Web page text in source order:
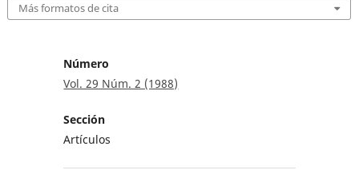
Más formatos de cita
Número
Vol. 29 Núm. 2 (1988)
Sección
Artículos